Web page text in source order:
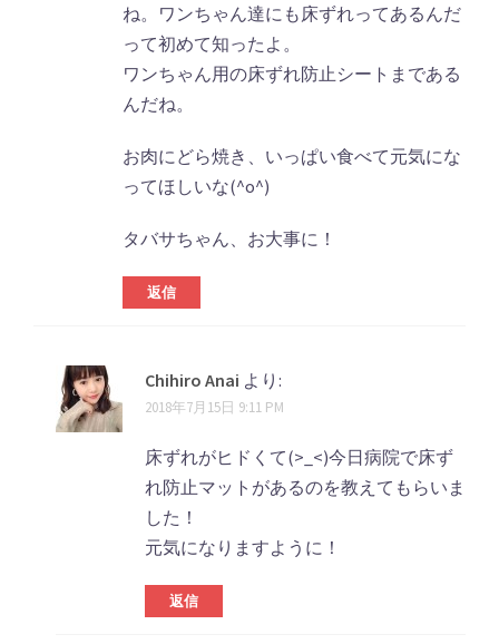
ね。ワンちゃん達にも床ずれってあるんだ
って初めて知ったよ。
ワンちゃん用の床ずれ防止シートまである
んだね。
お肉にどら焼き、いっぱい食べて元気にな
ってほしいな(^o^)
タバサちゃん、お大事に！
返信
Chihiro Anai より:
2018年7月15日 9:11 PM
床ずれがヒドくて(>_<)今日病院で床ず
れ防止マットがあるのを教えてもらいま
した！
元気になりますように！
返信